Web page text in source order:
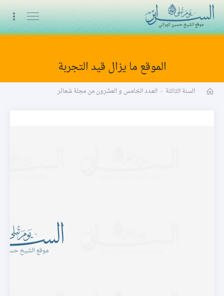
البث المباشر
الموقع ما يزال قيد التجربة
السنة الثالثة - العـدد الخامس و العشرون من مجلة شعائر